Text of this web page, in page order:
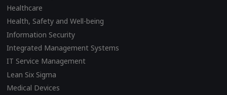
Healthcare
Health, Safety and Well-being
Information Security
Integrated Management Systems
IT Service Management
Lean Six Sigma
Medical Devices